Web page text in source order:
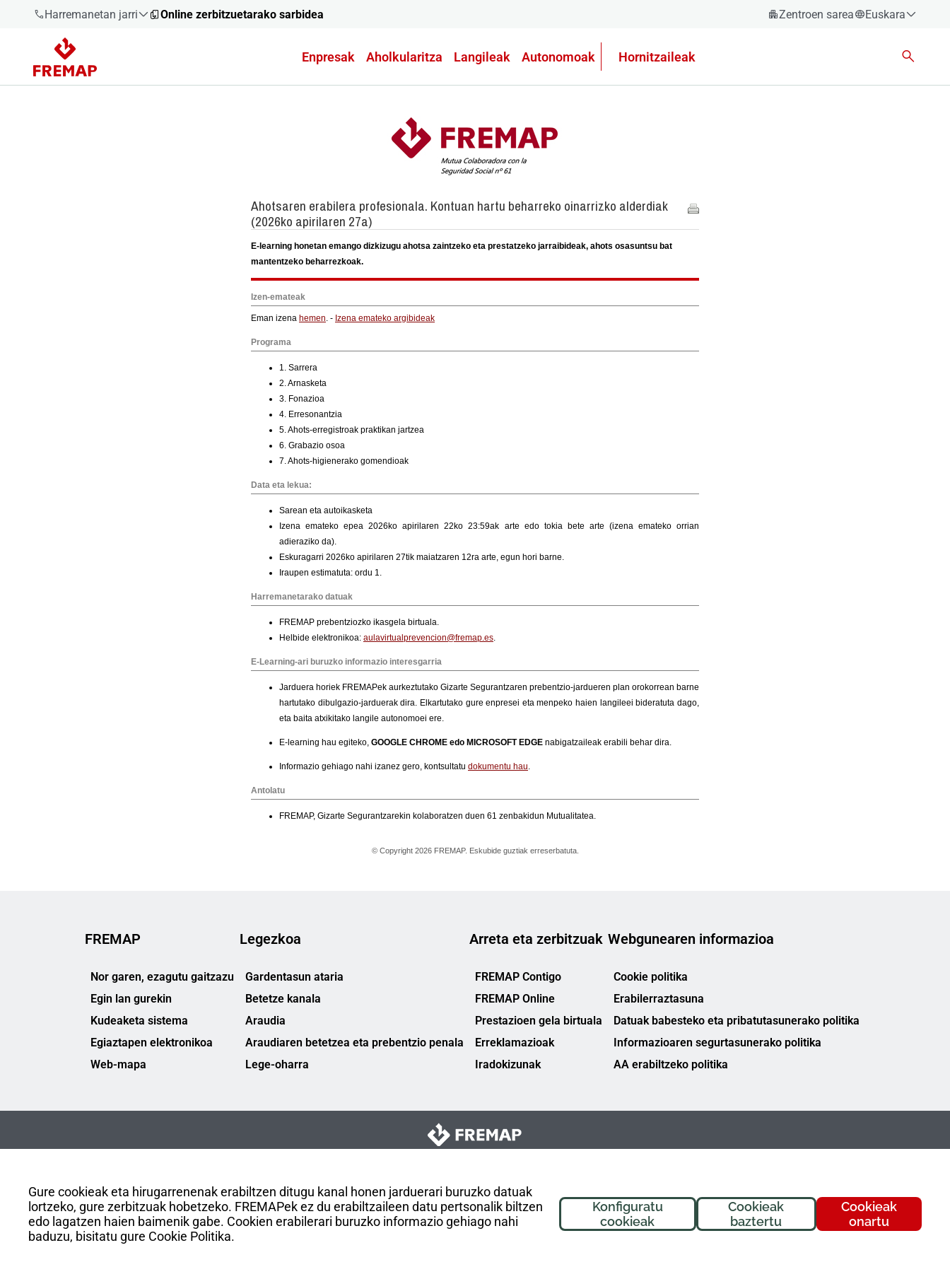
Harremanetan jarri
900 61 00
61
Online zerbitzuetarako sarbidea Zentroen sarea
Euskara
Enpresak Aholkularitza Langileak Autonomoak Hornitzaileak
Gure cookieak eta hirugarrenenak erabiltzen ditugu kanal honen jarduerari buruzko datuak
lortzeko, gure zerbitzuak hobetzeko. FREMAPek ez du erabiltzaileen datu pertsonalik biltzen
edo lagatzen haien baimenik gabe. Cookien erabilerari buruzko informazio gehiago nahi
baduzu, bisitatu gure Cookie Politika.
Cookieak
onartu
Cookieak
baztertu
Konfiguratu
cookieak
FREMAP
Nor garen, ezagutu gaitzazu
Egin lan gurekin
Kudeaketa sistema
Egiaztapen elektronikoa
Web-mapa
Legezkoa
Gardentasun ataria
Betetze kanala
Araudia
Araudiaren betetzea eta prebentzio penala
Lege-oharra
Arreta eta zerbitzuak
FREMAP Contigo
FREMAP Online
Prestazioen gela birtuala
Erreklamazioak
Iradokizunak
Webgunearen informazioa
Cookie politika
Erabilerraztasuna
Datuak babesteko eta pribatutasunerako politika
Informazioaren segurtasunerako politika
AA erabiltzeko politika